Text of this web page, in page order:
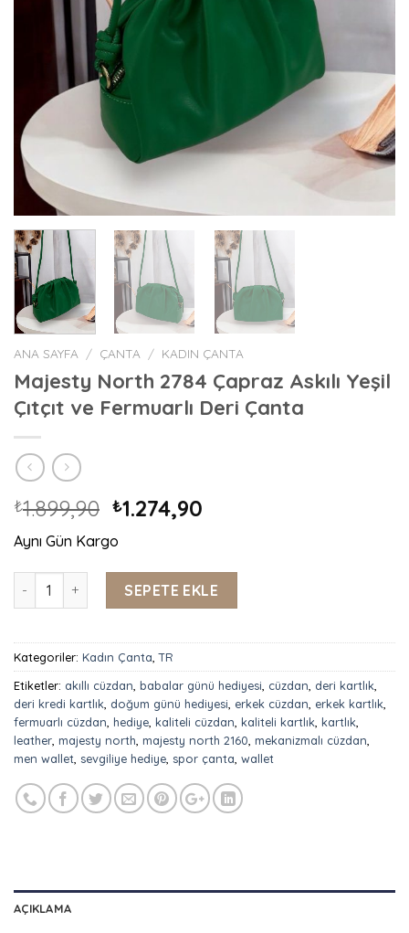
ANA SAYFA / ÇANTA / KADIN ÇANTA
Majesty North 2784 Çapraz Askılı Yeşil
Çıtçıt ve Fermuarlı Deri Çanta
₺1.899,90 ₺1.274,90
Aynı Gün Kargo
Majesty North 2784 Çapraz Askılı Yeşil Çıtçıt ve Fermuarlı
SEPETE EKLE
Kategoriler: Kadın Çanta ,TR
Etiketler: akıllı cüzdan babalar günü hediyesi cüzdan deri kartlık
deri kredi kartlık doğum günü hediyesi erkek cüzdan erkek kartlık
fermuarlı cüzdan hediye kaliteli cüzdan kaliteli kartlık kartlık
leather majesty north majesty north 2160 mekanizmalı cüzdan
men wallet sevgiliye hediye spor çanta wallet
AÇIKLAMA